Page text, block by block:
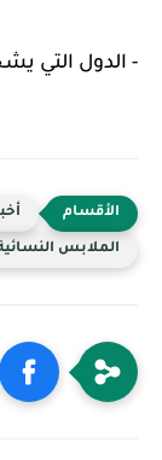
- الدول التي
الملابس